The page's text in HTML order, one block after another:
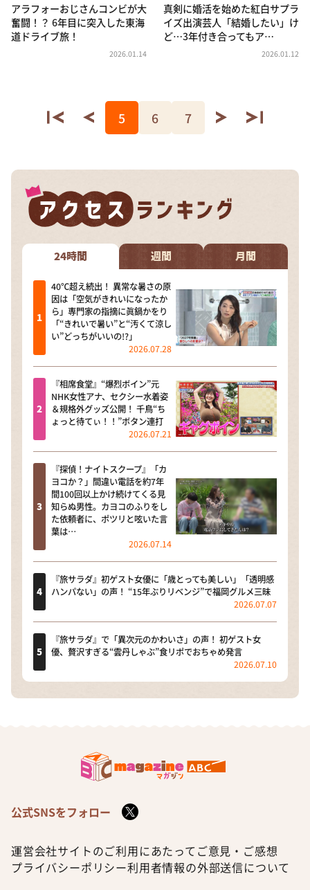
アラフォーおじさんコンビが大
奮闘！？ 6年目に突入した東海
道ドライブ旅！
2026.01.14
真剣に婚活を始めた紅白サプラ
イズ出演芸人「結婚したい」け
ど…3年付き合ってもア…
2026.01.12
5 6 7
24時間 週間 月間
40℃超え続出！ 異常な暑さの原
因は「空気がきれいになったか
ら」専門家の指摘に眞鍋かをり
「“きれいで暑い”と“汚くて涼し
い”どっちがいいの!?」
2026.07.28
『相席食堂』“爆烈ボイン”元
NHK女性アナ、セクシー水着姿
＆規格外グッズ公開！ 千鳥“ち
ょっと待てぃ！！”ボタン連打
2026.07.21
『探偵！ナイトスクープ』「カ
ヨコか？」間違い電話を約7年
間100回以上かけ続けてくる見
知らぬ男性。カヨコのふりをし
た依頼者に、ポツリと呟いた言
葉は…
2026.07.14
『旅サラダ』初ゲスト女優に「歳とっても美しい」「透明感
ハンパない」の声！ “15年ぶりリベンジ”で福岡グルメ三昧
2026.07.07
『旅サラダ』で「異次元のかわいさ」の声！ 初ゲスト女
優、贅沢すぎる“雲丹しゃぶ”食リポでおちゃめ発言
2026.07.10
公式SNSをフォロー
運営会社サイトのご利用にあたって ご意見・ご感想
プライバシーポリシー利用者情報の外部送信について